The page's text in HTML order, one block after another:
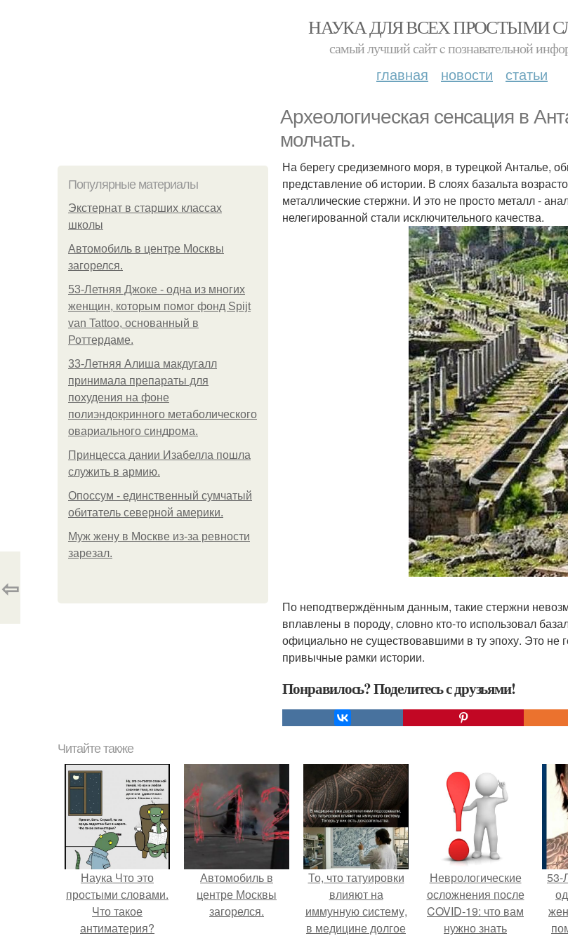
НАУКА ДЛЯ ВСЕХ ПРОСТЫМИ
самый лучший сайт c познавательной
главная новости статьи
Археологическая сенсация в
молчать.
Популярные материалы
Экстернат в старших классах
школы
Автомобиль в центре Москвы
загорелся.
53-Летняя Джоке - одна из многих
женщин, которым помог фонд Spijt
van Tattoo, основанный в
Роттердаме.
33-Летняя Алиша макдугалл
принимала препараты для
похудения на фоне
полиэндокринного метаболического
овариального синдрома.
Принцесса дании Изабелла пошла
служить в армию.
Опоссум - единственный сумчатый
обитатель северной америки.
Mуж жену в Москве из-за ревности
зарезал.
На берегу средиземного моря, в турецкой Анталье,
представление об истории. В слоях базальта
металлические стержни. И это не просто металл -
нелегированной стали исключительного качества.
По неподтверждённым данным, такие стержни
вплавлены в породу, словно кто-то использовал
официально не существовавшими в ту эпоху. Это не
привычные рамки истории.
Понравилось? Поделитесь с друзьями!
⇦
Читайте также
Наука Что это
простыми словами.
Что такое
антиматерия?
Автомобиль в
центре Москвы
загорелся.
То, что татуировки
влияют на
иммунную систему,
в медицине долгое
Неврологические
осложнения после
COVID-19: что вам
нужно знать
53-